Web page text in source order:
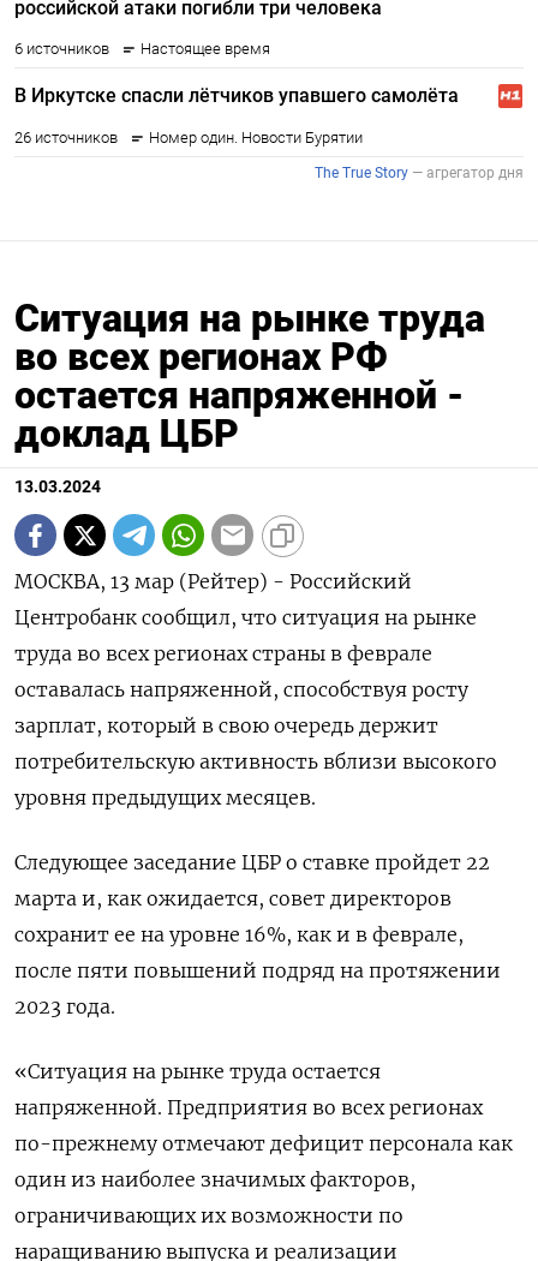
Ситуация на рынке труда
во всех регионах РФ
остается напряженной -
доклад ЦБР
13.03.2024
МОСКВА, 13 мар (Рейтер) - Российский
Центробанк сообщил, что ситуация на рынке
труда во всех регионах страны в феврале
оставалась напряженной, способствуя росту
зарплат, который в свою очередь держит
потребительскую активность вблизи высокого
уровня предыдущих месяцев.
Следующее заседание ЦБР о ставке пройдет 22
марта и, как ожидается, совет директоров
сохранит ее на уровне 16%, как и в феврале,
после пяти повышений подряд на протяжении
2023 года.
«Ситуация на рынке труда остается
напряженной. Предприятия во всех регионах
по-прежнему отмечают дефицит персонала как
один из наиболее значимых факторов,
ограничивающих их возможности по
наращиванию выпуска и реализации